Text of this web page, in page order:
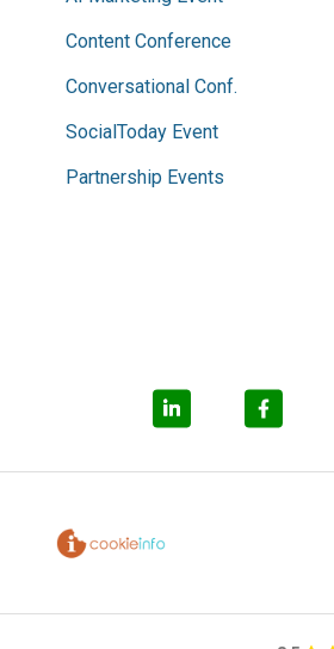
Content Conference
Conversational Conf.
SocialToday Event
Partnership Events